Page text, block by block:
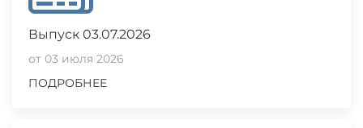
Выпуск 03.07.2026
от 03 июля 2026
ПОДРОБНЕЕ